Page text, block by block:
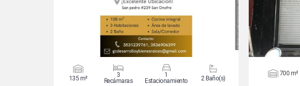
135 m²
3
Recámaras
1
Estacionamiento
2 Baño(s)
700 m²